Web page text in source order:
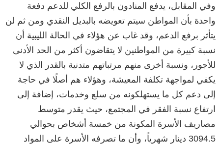
وفي المقابل، يدفع المنادون بالرفع الكلي للدعم دفعة
واحدة بأن المواطن سيتم تعويضه بالبديل النقدي ومن ثم لن
يتأثر برفع الدعم، وقد غاب عن هؤلاء في الحالة الليبية أن
نسبة كبيرة من المواطنين لا يتقاضون أكثر من الحد الأدنى
للأجور، ونسبة أخرى منهم مرتباتهم متدنية بالقدر الذي لا
يكفي لمواجهة تكلفة المعيشة، وهؤلاء هم أصلًا في حاجة
إلى دعم كل ما يستهلكونه من سلع وخدمات، إضافة إلى
ارتفاع نسبة الفقر في المجتمع، حيث يقدر متوسط
مصاريف الأسرة المكونة من خمسة أشخاص بحوالي
3094.5 دينار شهرياً، وأن ما تصرفه الأسرة على المواد